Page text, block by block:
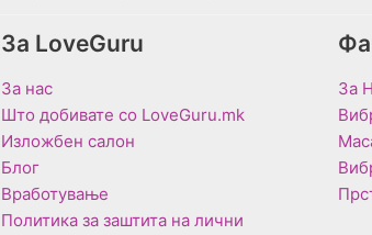
За LoveGuru
За нас
Што добивате со LoveGuru.mk
Изложбен салон
Блог
Вработување
Политика за заштита на лични
За